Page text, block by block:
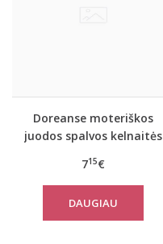
Doreanse moteriškos
juodos spalvos kelnaitės
715€
DAUGIAU